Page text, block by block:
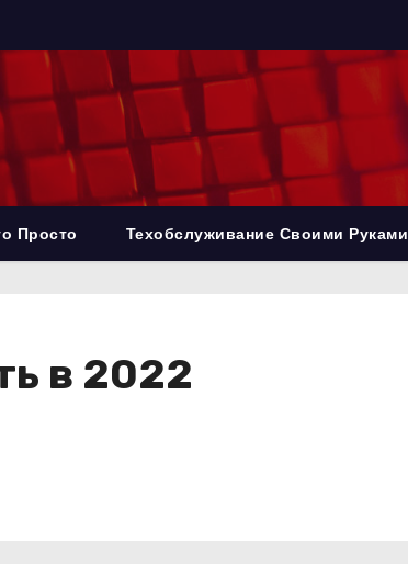
Просто Техобслуживание Своими Руками
в 2022